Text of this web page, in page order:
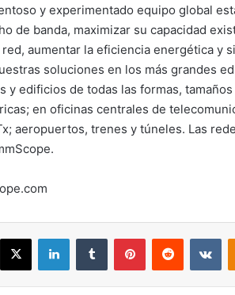
y experimentado equipo global
de banda, maximizar su capacidad
aumentar la eficiencia energética y
soluciones en los más grandes
y edificios de todas las formas,
en oficinas centrales de
aeropuertos, trenes y túneles. Las
X LinkedInTumblr PinterestReddit